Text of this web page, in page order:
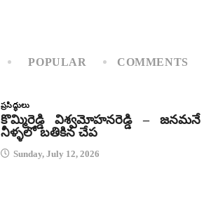
POPULAR COMMENTS
ప్రసిద్ధులు
కొమ్మిరెడ్డి విశ్వమోహనరెడ్డి – జనమనే
నీళ్ళలో బతికిన చేప
Sunday, July 12, 2026